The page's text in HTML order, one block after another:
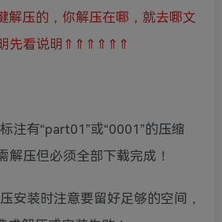
压的，你解压在哪，就去哪文
明先看说明⇑⇑⇑⇑⇑⇑
注有“part01”或“0001”的压缩
解压但必须全部下载完成！
安装时注意要留好足够的空间，